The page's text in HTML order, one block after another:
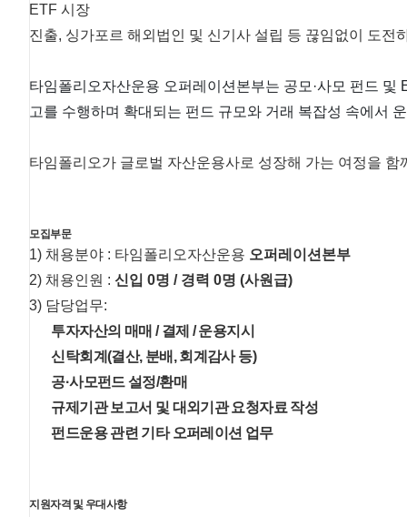
ETF 시장
진출, 싱가포르 해외법인 및 신기사 설립 등 끊임없이 도
타임폴리오자산운용 오퍼레이션본부는 공모·사모 펀드
고를 수행하며 확대되는 펀드 규모와 거래 복잡성 속에서
타임폴리오가 글로벌 자산운용사로 성장해 가는 여정을
모집부문
1) 채용분야 : 타임폴리오자산운용 오퍼레이션본부
2) 채용인원 :신입 0명 / 경력 0명 (사원급)
3) 담당업무:
투자자산의 매매 / 결제 / 운용지시
신탁회계(결산, 분배, 회계감사 등)
공·사모펀드 설정/환매
규제기관 보고서 및 대외기관 요청자료 작성
펀드운용 관련 기타 오퍼레이션 업무
지원자격 및 우대사항